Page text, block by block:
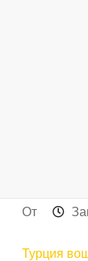
От
Турция